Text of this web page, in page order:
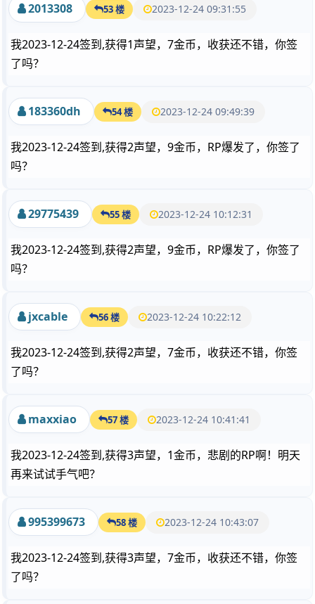
2013308 53 楼 2023-12-24 09:31:55
我2023-12-24签到,获得1声望，7金币，收获还不错，你签
了吗？
183360dh 54 楼 2023-12-24 09:49:39
我2023-12-24签到,获得2声望，9金币，RP爆发了，你签了
吗？
29775439 55 楼 2023-12-24 10:12:31
我2023-12-24签到,获得2声望，9金币，RP爆发了，你签了
吗？
jxcable 56 楼 2023-12-24 10:22:12
我2023-12-24签到,获得2声望，7金币，收获还不错，你签
了吗？
maxxiao 57 楼 2023-12-24 10:41:41
我2023-12-24签到,获得3声望，1金币，悲剧的RP啊！明天
再来试试手气吧？
995399673 58 楼 2023-12-24 10:43:07
我2023-12-24签到,获得3声望，7金币，收获还不错，你签
了吗？